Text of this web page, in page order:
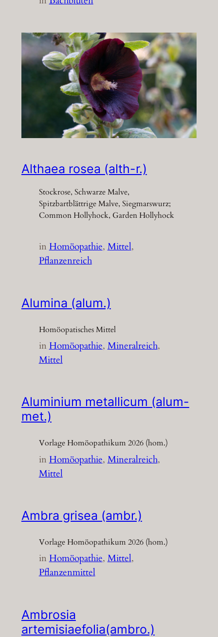
Althaea rosea (alth-r.)
Stockrose, Schwarze Malve,
Spitzbartblättrige Malve, Siegmarswurz;
Common Hollyhock, Garden Hollyhock
inHomöopathie, Mittel
Pflanzenreich
Alumina (alum.)
Homöopatisches Mittel
inHomöopathie, Mineralreich
Mittel
Aluminium metallicum (alum-
met.)
Vorlage Homöopathikum 2026 (hom.)
inHomöopathie, Mineralreich
Mittel
Ambra grisea (ambr.)
Vorlage Homöopathikum 2026 (hom.)
inHomöopathie, Mittel
Pflanzenmittel
Ambrosia
artemisiaefolia(ambro.)